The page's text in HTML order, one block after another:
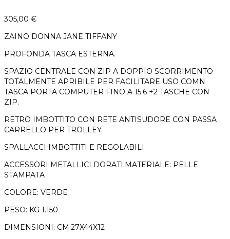
305,00 €
ZAINO DONNA JANE TIFFANY
PROFONDA TASCA ESTERNA.
SPAZIO CENTRALE CON ZIP A DOPPIO SCORRIMENTO
TOTALMENTE APRIBILE PER FACILITARE USO COMN
TASCA PORTA COMPUTER FINO A 15.6 +2 TASCHE CON
ZIP.
RETRO IMBOTTITO CON RETE ANTISUDORE CON PASSA
CARRELLO PER TROLLEY.
SPALLACCI IMBOTTITI E REGOLABILI.
ACCESSORI METALLICI DORATI.MATERIALE: PELLE
STAMPATA
COLORE: VERDE
PESO: KG 1.150
DIMENSIONI: CM.27X44X12